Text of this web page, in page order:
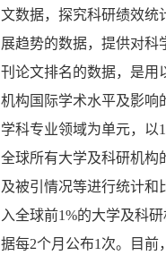
文数据，探究科研绩效统
展趋势的数据，提供对科
刊论文排名的数据，是用
机构国际学术水平及影响
学科专业领域为单元，以
全球所有大学及科研机构
及被引情况等进行统计和
入全球前1%的大学及科
据每2个月公布1 次。目前